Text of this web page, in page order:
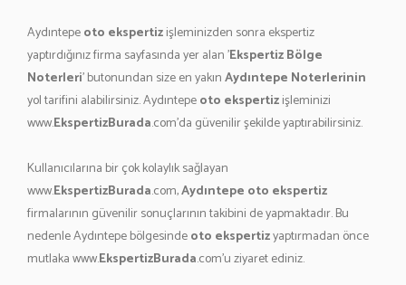
Aydıntepeoto ekspertizişleminizden sonra ekspertiz
yaptırdığınız firma sayfasında yer alan 'Ekspertiz Bölge
Noterleri' butonundan size en yakınAydıntepe Noterlerinin
yol tarifini alabilirsiniz. Aydıntepeoto ekspertizişleminizi
www.EkspertizBurada.com'da güvenilir şekilde yaptırabilirsiniz.
Kullanıcılarına bir çok kolaylık sağlayan
www.EkspertizBurada.com,Aydıntepe oto ekspertiz
firmalarının güvenilir sonuçlarının takibini de yapmaktadır. Bu
nedenle Aydıntepe bölgesindeoto ekspertizyaptırmadan önce
mutlaka www.EkspertizBurada.com'u ziyaret ediniz.